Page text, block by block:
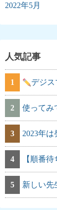
2022年5月
人気記事
1 デジ
2 使ってみ
3 2023年は
4 【順番
5 新しい先